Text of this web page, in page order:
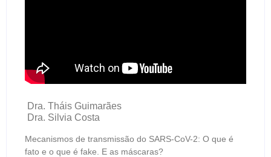
Dra. Tháis Guimarães
Dra. Silvia Costa
Mecanismos de transmissão do SARS-CoV-2: O que é
fato e o que é fake. E as máscaras?